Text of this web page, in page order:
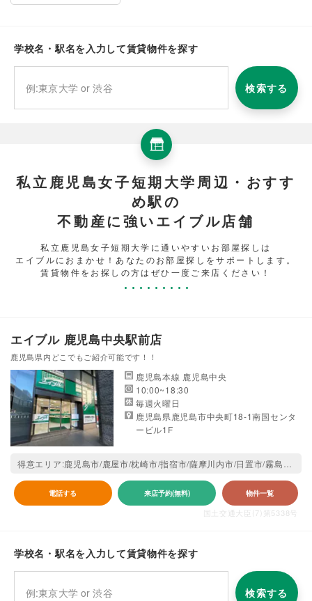
学校名・駅名を入力して賃貸物件を探す
検索する
私立鹿児島女子短期大学周辺・おすす
め駅の
不動産に強いエイブル店舗
私立鹿児島女子短期大学に通いやすいお部屋探しは
エイブルにおまかせ！あなたのお部屋探しをサポートします。
賃貸物件をお探しの方はぜひ一度ご来店ください！
エイブル 鹿児島中央駅前店
鹿児島県内どこでもご紹介可能です！！
鹿児島本線 鹿児島中央
10:00~18:30
毎週火曜日
鹿児島県鹿児島市中央町18-1南国センタ
ービル1F
電話する 来店予約(無料) 物件一覧
国土交通大臣(7)第5338号
学校名・駅名を入力して賃貸物件を探す
検索する